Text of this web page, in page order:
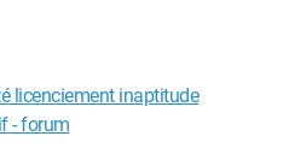
licenciement inaptitude
- forum